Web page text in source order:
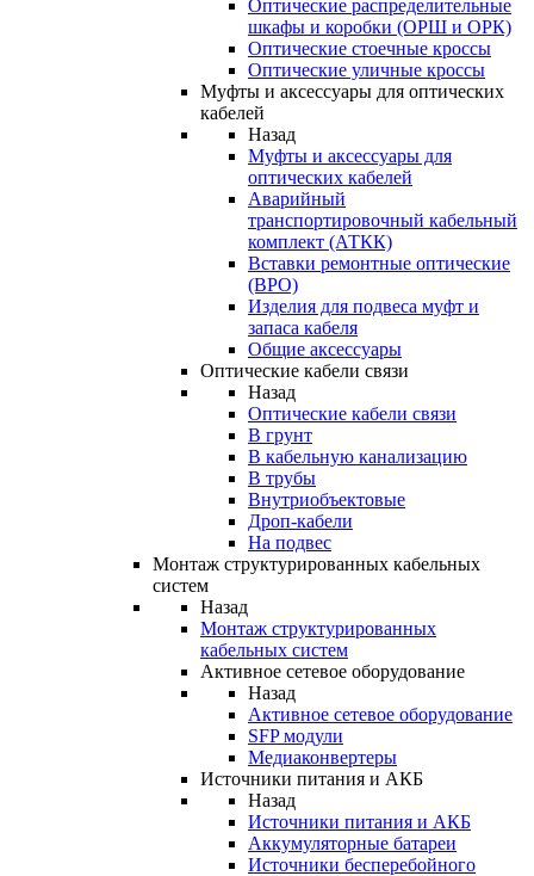
Оптические распределительные
шкафы и коробки (ОРШ и ОРК)
Оптические стоечные кроссы
Оптические уличные кроссы
Муфты и аксессуары для оптических
кабелей
Назад
Муфты и аксессуары для
оптических кабелей
Аварийный
транспортировочный кабельный
комплект (АТКК)
Вставки ремонтные оптические
(ВРО)
Изделия для подвеса муфт и
запаса кабеля
Общие аксессуары
Оптические кабели связи
Назад
Оптические кабели связи
В грунт
В кабельную канализацию
В трубы
Внутриобъектовые
Дроп-кабели
На подвес
Монтаж структурированных кабельных
систем
Назад
Монтаж структурированных
кабельных систем
Активное сетевое оборудование
Назад
Активное сетевое оборудование
SFP модули
Медиаконвертеры
Источники питания и АКБ
Назад
Источники питания и АКБ
Аккумуляторные батареи
Источники бесперебойного